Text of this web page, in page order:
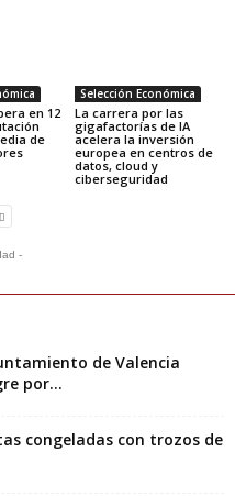
en 12
de
Selección Económica
La carrera por las
gigafactorías de IA
acelera la inversión
europea en centros de
datos, cloud y
ciberseguridad
-
de Valencia
por...
congeladas con trozos de